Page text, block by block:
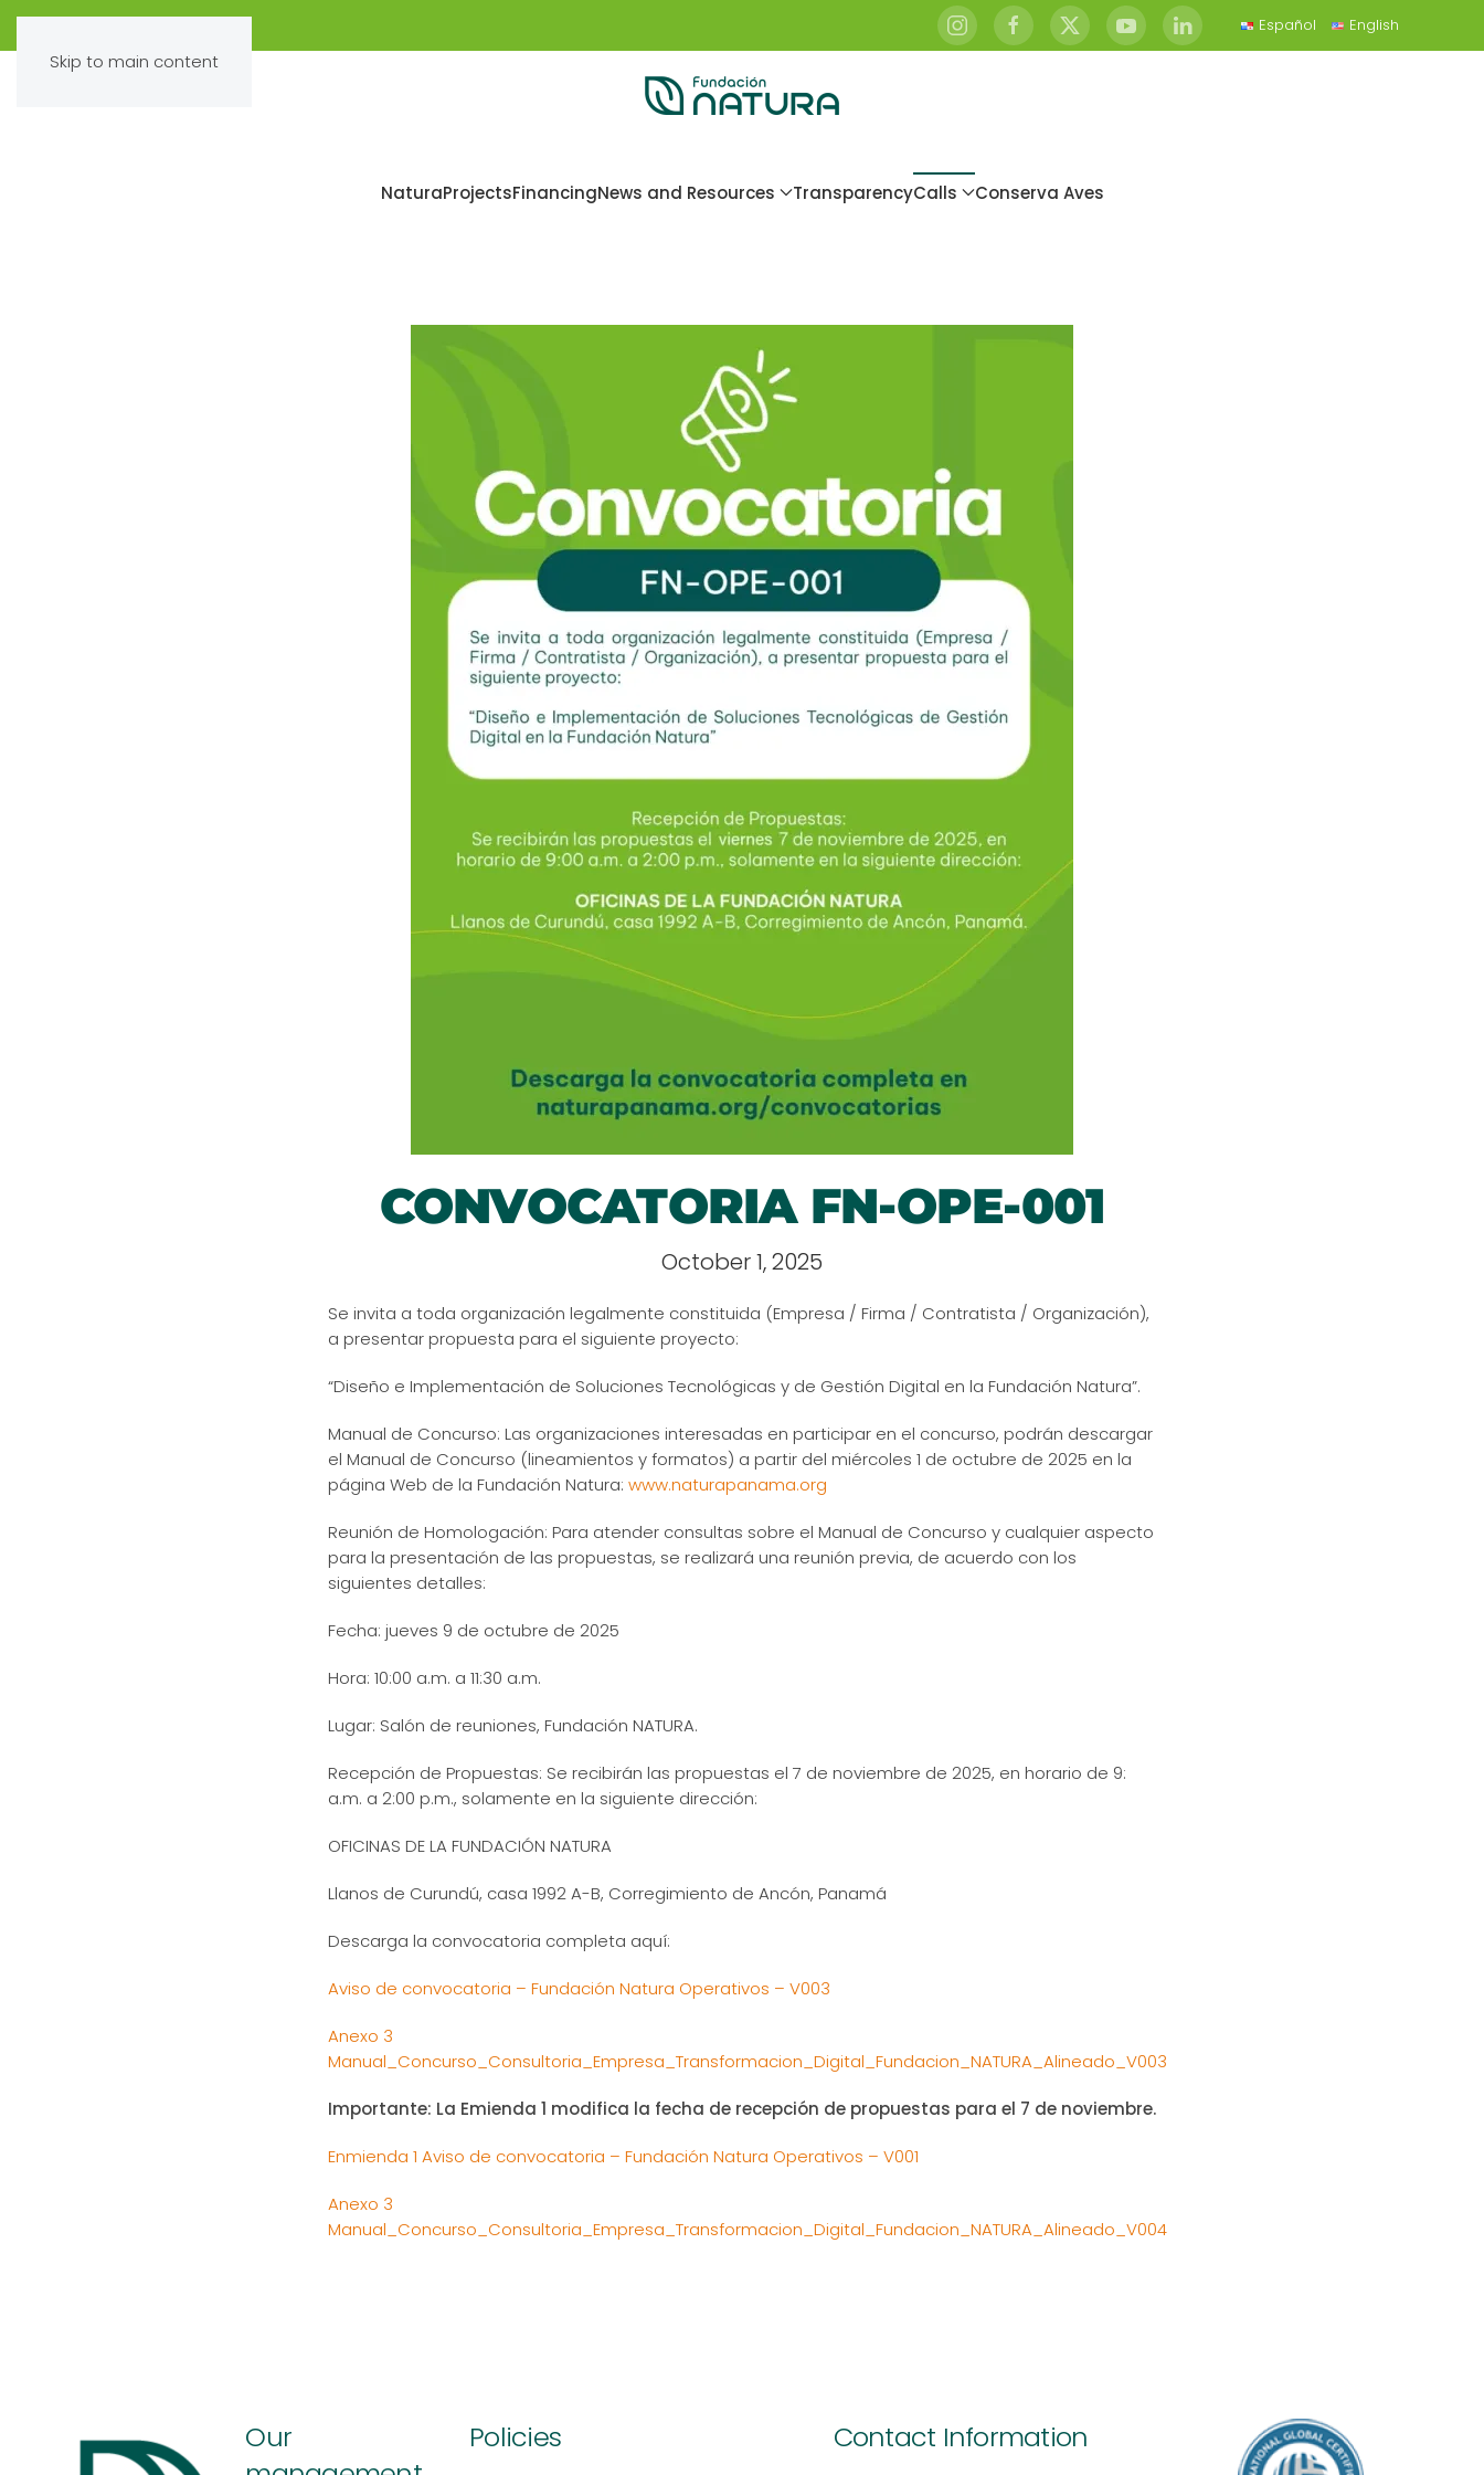
Skip to main content
Español English
NaturaProjectsFinancingNews and Resources TransparencyCalls Conserva Aves
CONVOCATORIA FN-OPE-001
October 1, 2025
Se invita a toda organización legalmente constituida (Empresa / Firma / Contratista / Organización),
a presentar propuesta para el siguiente proyecto:
“Diseño e Implementación de Soluciones Tecnológicas y de Gestión Digital en la Fundación Natura”.
Manual de Concurso: Las organizaciones interesadas en participar en el concurso, podrán descargar
el Manual de Concurso (lineamientos y formatos) a partir del miércoles 1 de octubre de 2025 en la
página Web de la Fundación Natura: www.naturapanama.org
Reunión de Homologación: Para atender consultas sobre el Manual de Concurso y cualquier aspecto
para la presentación de las propuestas, se realizará una reunión previa, de acuerdo con los
siguientes detalles:
Fecha: jueves 9 de octubre de 2025
Hora: 10:00 a.m. a 11:30 a.m.
Lugar: Salón de reuniones, Fundación NATURA.
Recepción de Propuestas: Se recibirán las propuestas el 7 de noviembre de 2025, en horario de 9:
a.m. a 2:00 p.m., solamente en la siguiente dirección:
OFICINAS DE LA FUNDACIÓN NATURA
Llanos de Curundú, casa 1992 A-B, Corregimiento de Ancón, Panamá
Descarga la convocatoria completa aquí:
Aviso de convocatoria – Fundación Natura Operativos – V003
Anexo 3
Manual_Concurso_Consultoria_Empresa_Transformacion_Digital_Fundacion_NATURA_Alineado_V003
Importante: La Emienda 1 modifica la fecha de recepción de propuestas para el 7 de noviembre.
Enmienda 1 Aviso de convocatoria – Fundación Natura Operativos – V001
Anexo 3
Manual_Concurso_Consultoria_Empresa_Transformacion_Digital_Fundacion_NATURA_Alineado_V004
Our
Policies Contact Information